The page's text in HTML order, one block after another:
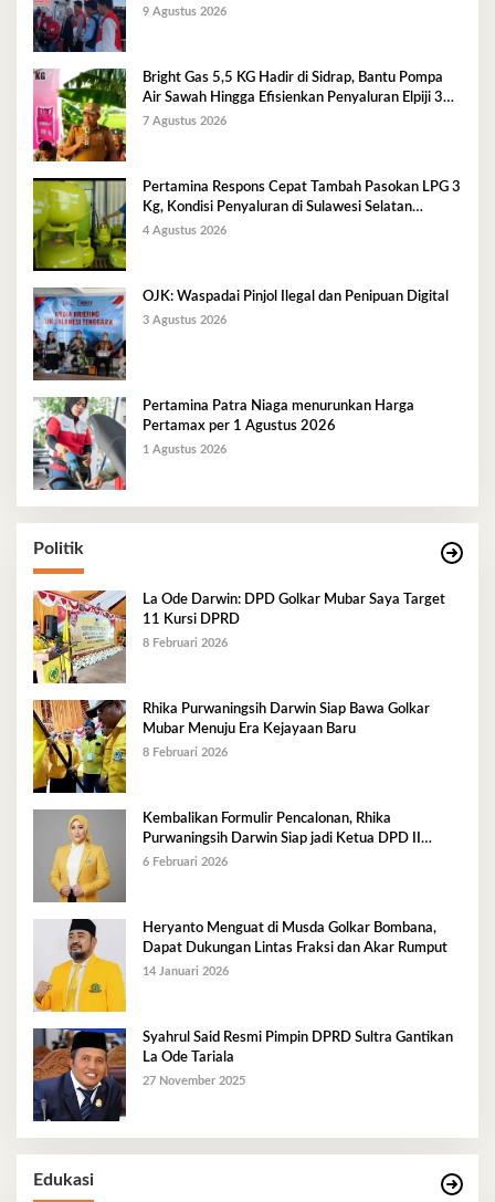
9 Agustus 2026
Bright Gas 5,5 KG Hadir di Sidrap, Bantu Pompa
Air Sawah Hingga Efisienkan Penyaluran Elpiji 3
Kg
7 Agustus 2026
Pertamina Respons Cepat Tambah Pasokan LPG 3
Kg, Kondisi Penyaluran di Sulawesi Selatan
Berlangsung Kondusif
4 Agustus 2026
OJK: Waspadai Pinjol Ilegal dan Penipuan Digital
3 Agustus 2026
Pertamina Patra Niaga menurunkan Harga
Pertamax per 1 Agustus 2026
1 Agustus 2026
Politik
La Ode Darwin: DPD Golkar Mubar Saya Target
11 Kursi DPRD
8 Februari 2026
Rhika Purwaningsih Darwin Siap Bawa Golkar
Mubar Menuju Era Kejayaan Baru
8 Februari 2026
Kembalikan Formulir Pencalonan, Rhika
Purwaningsih Darwin Siap jadi Ketua DPD II
Golkar Mubar
6 Februari 2026
Heryanto Menguat di Musda Golkar Bombana,
Dapat Dukungan Lintas Fraksi dan Akar Rumput
14 Januari 2026
Syahrul Said Resmi Pimpin DPRD Sultra Gantikan
La Ode Tariala
27 November 2025
Edukasi